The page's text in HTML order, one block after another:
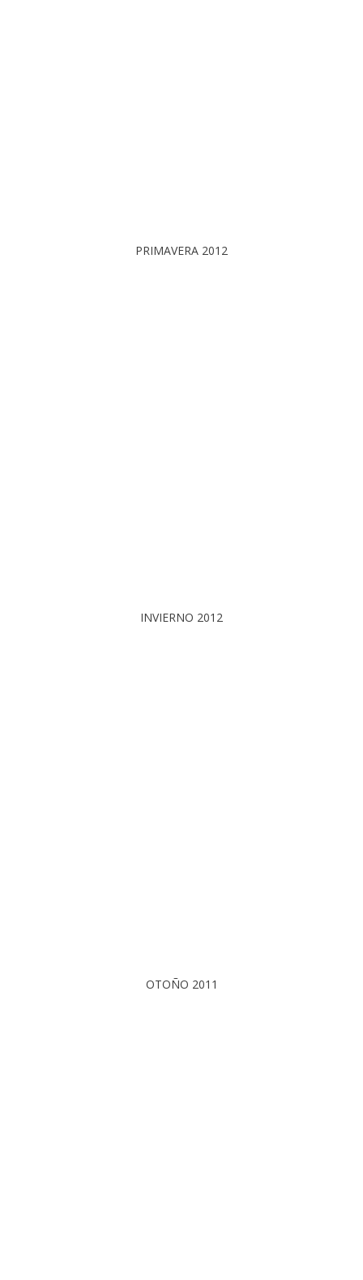
PRIMAVERA 2012
INVIERNO 2012
OTOÑO 2011